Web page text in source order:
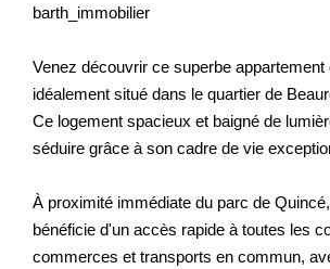
barth_immobilier
Venez découvrir ce superbe appartement
idéalement situé dans le quartier de
Ce logement spacieux et baigné de
séduire grâce à son cadre de vie
À proximité immédiate du parc de
bénéficie d'un accès rapide à toutes les
commerces et transports en commun,